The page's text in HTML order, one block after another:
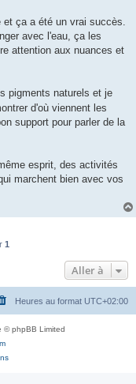
et ça a été un vrai succès.
avec l'eau, ça les
attention aux nuances et
pigments naturels et je
d'où viennent les
support pour parler de la
esprit, des activités
marchent bien avec vos
1
Aller à
Heures au format UTC+02:00
© phpBB Limited